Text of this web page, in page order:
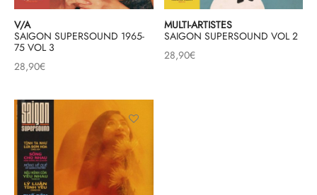
V/A
SAIGON SUPERSOUND 1965-
75 VOL 3
28,90€
MULTI-ARTISTES
SAIGON SUPERSOUND VOL 2
28,90€
STONER & HEAVY METAL
HIP-HOP